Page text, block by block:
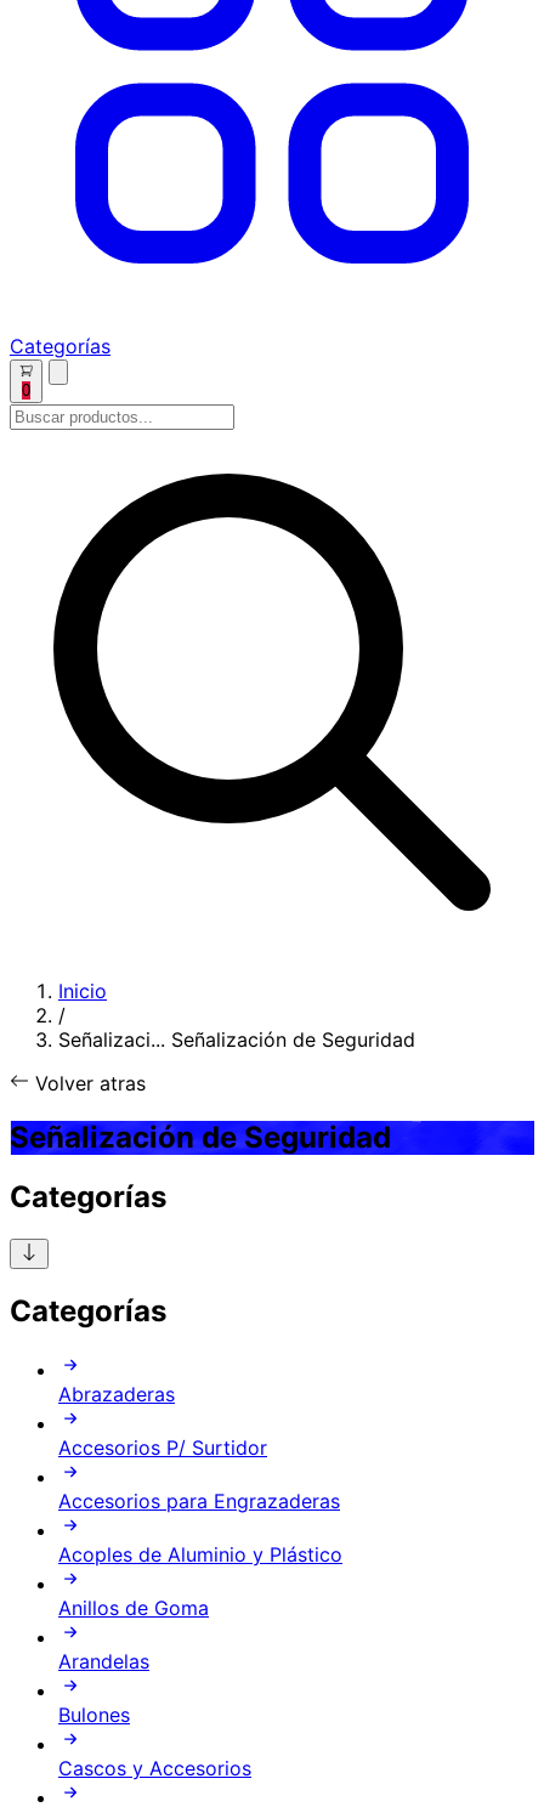
Categorías
0
Inicio
/
Señalizaci... Señalización de Seguridad
Volver atras
Señalización de Seguridad
Categorías
Categorías
Abrazaderas
Accesorios P/ Surtidor
Accesorios para Engrazaderas
Acoples de Aluminio y Plástico
Anillos de Goma
Arandelas
Bulones
Cascos y Accesorios